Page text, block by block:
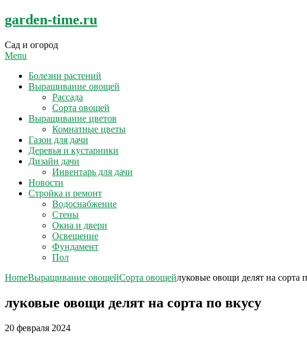
Skip
to
garden-time.ru
Сад и огород
Menu
Болезни растений
Выращивание овощей
Рассада
Сорта овощей
Выращивание цветов
Комнатные цветы
Газон для дачи
Деревья и кустарники
Дизайн дачи
Инвентарь для дачи
Новости
Стройка и ремонт
Водоснабжение
Стены
Окна и двери
Освещение
Фундамент
Пол
HomeВыращивание овощейСорта овощейлуковые овощи делят на сорта
луковые овощи делят на сорта по вкусу
20 февраля 2024